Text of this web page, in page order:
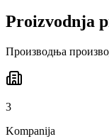
Proizvodnja
Производња
3
Kompanija